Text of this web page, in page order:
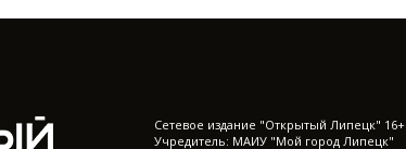
Cетевое издание "Открытый Липецк" 16+
Учредитель: МАИУ "Мой город Липецк"